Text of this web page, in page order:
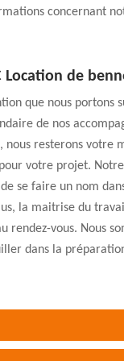
concernant
Location de
que nous portons
de nos
nous resterons
votre projet.
se faire un nom
la maitrise du
rendez-vous. Nous
dans la